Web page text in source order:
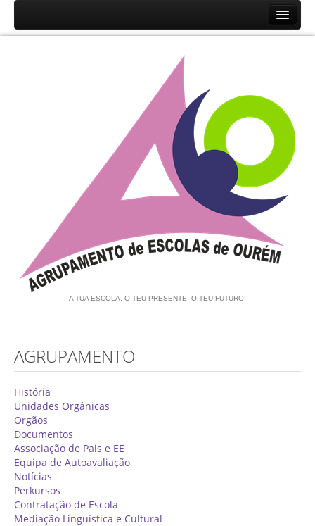
Unidades Orgânicas
Documentos
Associação de Pais e EE
Equipa de Autoavaliação
Notícias
Alunos
Oferta Formativa 2026/2027
Matrículas
Critérios Específicos de Avaliação
Ensino Profissionalizante
Horários
Educação Especial
A TUA ESCOLA, O TEU PRESENTE, O TEU FUTURO!
AGRUPAMENTO
História
Unidades Orgânicas
Orgãos
Documentos
Associação de Pais e EE
Equipa de Autoavaliação
Notícias
Perkursos
Contratação de Escola
Mediação Linguística e Cultural